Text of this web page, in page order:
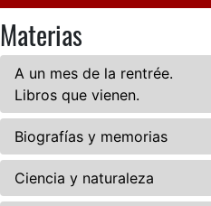
Materias
A un mes de la rentrée.
Libros que vienen.
Biografías y memorias
Ciencia y naturaleza